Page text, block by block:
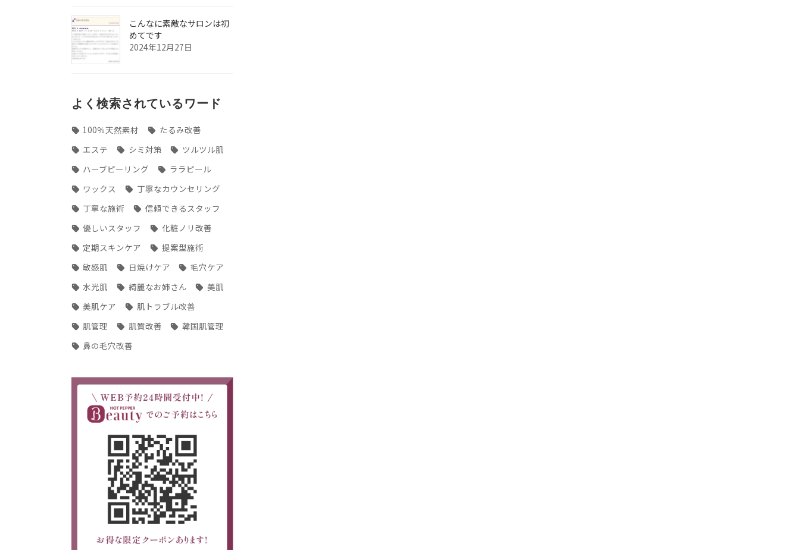
こんなに素敵なサロンは初
めてです
2024年12月27日
よく検索されているワード
100％天然素材
たるみ改善
エステ
シミ対策
ツルツル肌
ハーブピーリング
ララピール
ワックス
丁寧なカウンセリング
丁寧な施術
信頼できるスタッフ
優しいスタッフ
化粧ノリ改善
定期スキンケア
提案型施術
敏感肌
日焼けケア
毛穴ケア
水光肌
綺麗なお姉さん
美肌
美肌ケア
肌トラブル改善
肌管理
肌質改善
韓国肌管理
鼻の毛穴改善